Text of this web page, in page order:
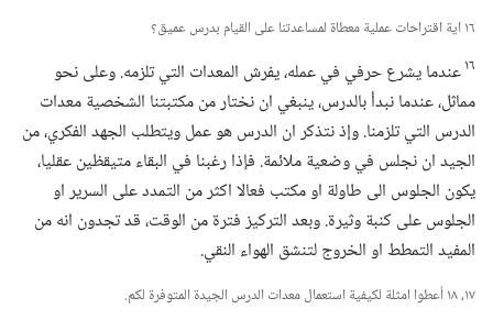
١٦ اية اقتراحات عملية معطاة لمساعدتنا على القيام بدرس عميق؟‏
١٦عندما يشرع حرفي في عمله،‏ يفرش المعدات التي تلزمه.‏ وعلى نحو
مماثل،‏ عندما نبدأ بالدرس،‏ ينبغي ان نختار من مكتبتنا الشخصية معدات
الدرس التي تلزمنا.‏ وإذ نتذكر ان الدرس هو عمل ويتطلب الجهد الفكري،‏ من
الجيد ان نجلس في وضعية ملائمة.‏ فإذا رغبنا في البقاء متيقظين عقليا،‏
يكون الجلوس الى طاولة او مكتب فعالا اكثر من التمدد على السرير او
الجلوس على كنبة وثيرة.‏ وبعد التركيز فترة من الوقت،‏ قد تجدون انه من
المفيد التمطط او الخروج لتنشق الهواء النقي.‏
١٧،‏ ١٨ أعطوا امثلة لكيفية استعمال معدات الدرس الجيدة المتوفرة لكم.‏